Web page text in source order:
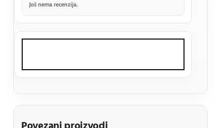
Još nema recenzija.